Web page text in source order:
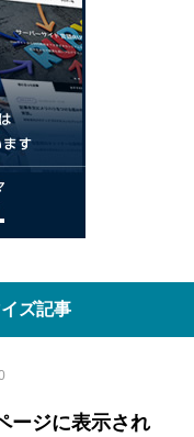
ズ記事
ージに表示され